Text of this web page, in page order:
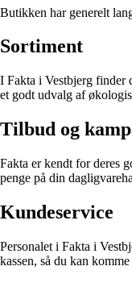
Butikken har generelt
Sortiment
I Fakta i Vestbjerg finder
et godt udvalg af
Tilbud og
Fakta er kendt for deres
penge på din
Kundeservice
Personalet i Fakta i
kassen, så du kan